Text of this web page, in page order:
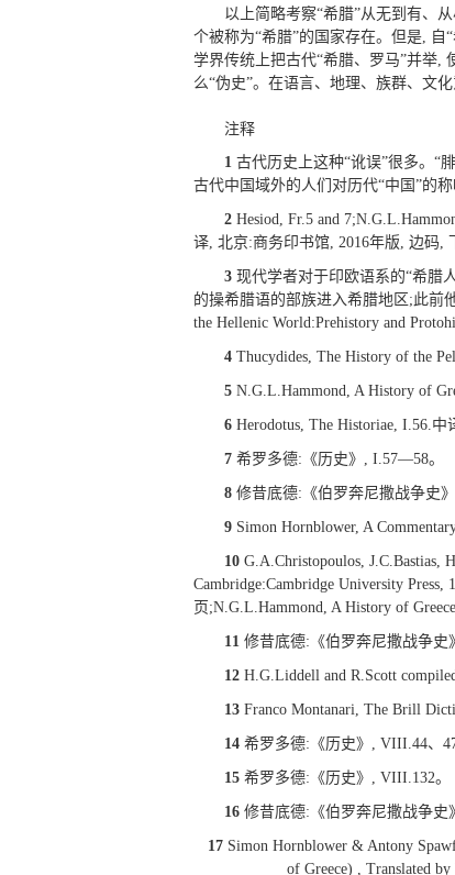
以上简略考察“希腊”从无到有、
个被称为“希腊”的国家存在。但是, 自
学界传统上把古代“希腊、罗马”并举,
么“伪史”。在语言、地理、族群、文
注释
1 古代历史上这种“讹误”很多。“
古代中国域外的人们对历代“中国”的
2 Hesiod, Fr.5 and
译, 北京:商务印书馆, 2016年版, 边码,
3 现代学者对于印欧语系的“希腊
的操希腊语的部族进入希腊地区;此前
the Hellenic World:Prehistory and
4 Thucydides, The History of the
5 N.G.L.Hammond, A History of
6 Herodotus, The Historiae, I.56.
7 希罗多德:《历史》, I.57—58。
8 修昔底德:《伯罗奔尼撒战争史
9 Simon Hornblower, A
10 G.A.Christopoulos, J.C.Bastias,
Cambridge:Cambridge University
页;N.G.L.Hammond, A History of
11 修昔底德:《伯罗奔尼撒战争史
12 H.G.Liddell and R.Scott
13 Franco Montanari, The Brill
14 希罗多德:《历史》, VIII.44、47
15 希罗多德:《历史》, VIII.132。
16 修昔底德:《伯罗奔尼撒战争史
17 Simon Hornblower & Antony
of Greece) , Translated